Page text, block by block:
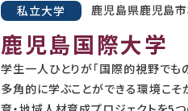
私立大学 鹿児島県鹿児島
鹿児島国際大学
学生一人ひとりが「国際的視野でも
多角的に学ぶことができる環境こそ